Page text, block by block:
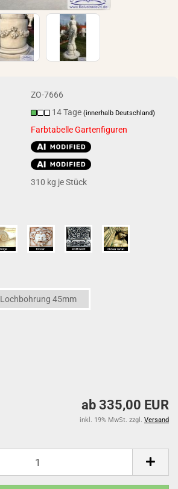
ZO-7666
14 Tage(innerhalb Deutschland)
Farbtabelle Gartenfiguren
310 kg je Stück
Lochbohrung 45mm
ab 335,00 EUR
inkl. 19% MwSt. zzgl. Versand